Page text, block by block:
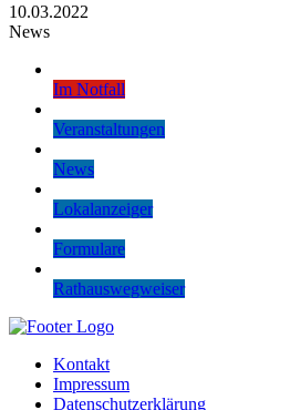
10.03.2022
News
Im Notfall
Veranstaltungen
News
Lokalanzeiger
Formulare
Rathauswegweiser
Kontakt
Impressum
Datenschutzerklärung